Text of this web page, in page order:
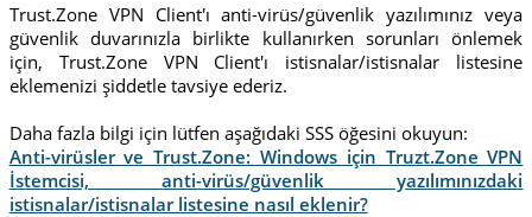
Trust.Zone VPN Client'ı anti-virüs/güvenlik yazılımınız veya
güvenlik duvarınızla birlikte kullanırken sorunları önlemek
için, Trust.Zone VPN Client'ı istisnalar/istisnalar listesine
eklemenizi şiddetle tavsiye ederiz.
Daha fazla bilgi için lütfen aşağıdaki SSS öğesini okuyun:
Anti-virüsler ve Trust.Zone: Windows için Truzt.Zone VPN
İstemcisi, anti-virüs/güvenlik yazılımınızdaki
istisnalar/istisnalar listesine nasıl eklenir?